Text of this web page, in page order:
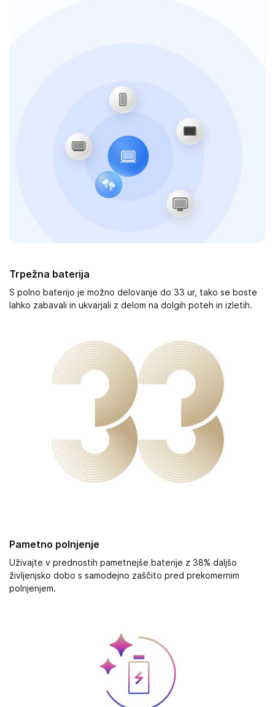
Trpežna baterija
S polno baterijo je možno delovanje do 33 ur, tako se boste
lahko zabavali in ukvarjali z delom na dolgih poteh in izletih.
Pametno polnjenje
Uživajte v prednostih pametnejše baterije z 38% daljšo
življenjsko dobo s samodejno zaščito pred prekomernim
polnjenjem.